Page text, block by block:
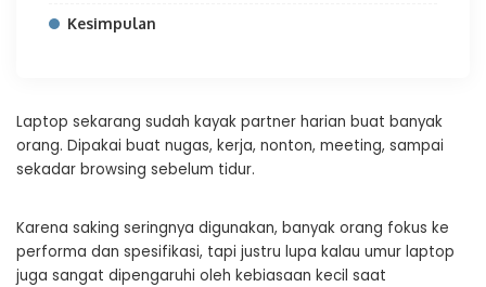
Kesimpulan
Laptop sekarang sudah kayak partner harian buat banyak
orang. Dipakai buat nugas, kerja, nonton, meeting, sampai
sekadar browsing sebelum tidur.
Karena saking seringnya digunakan, banyak orang fokus ke
performa dan spesifikasi, tapi justru lupa kalau umur laptop
juga sangat dipengaruhi oleh kebiasaan kecil saat